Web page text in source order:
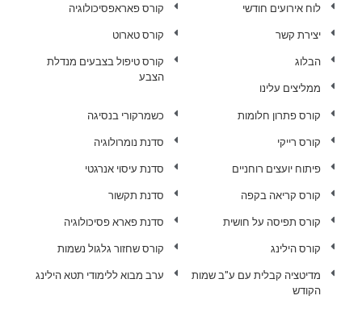
לוח אירועים חודשי
יצירת קשר
הבלוג
ממליצים עלינו
קורס פאראפסיכולוגיה
קורס טארוט
קורס טיפול בצבעים מנדלת
הצבע
קורס פתרון חלומות
קורס רייקי
פיתוח יועצים רוחניים
קורס קריאה בקפה
קורס תפיסה על חושית
קורס הילינג
מדיטציה קבלית עם ע"ב שמות
הקודש
כשמרקורי בנסיגה
סדנת נומרולוגיה
סדנת עיסוי אנרגטי
סדנת תקשור
סדנת פארא פסיכולוגיה
קורס שחזור גלגול נשמות
ערב מבוא ללימודי תטא הילינג